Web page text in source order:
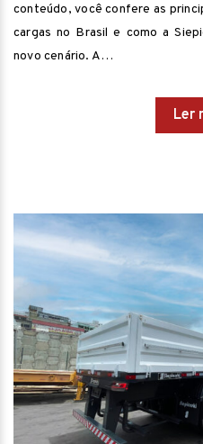
conteúdo, você confere as
cargas no Brasil e como a
novo cenário. A…
Ler